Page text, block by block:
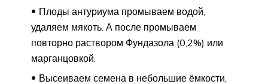
Плоды антуриума промываем водой,
удаляем мякоть. А после промываем
повторно раствором Фундазола (0,2%) или
марганцовкой.
Высеиваем семена в небольшие ёмкости,